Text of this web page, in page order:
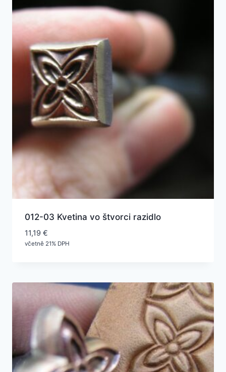
012-03 Kvetina vo štvorci razidlo
11,19 €
včetně 21% DPH